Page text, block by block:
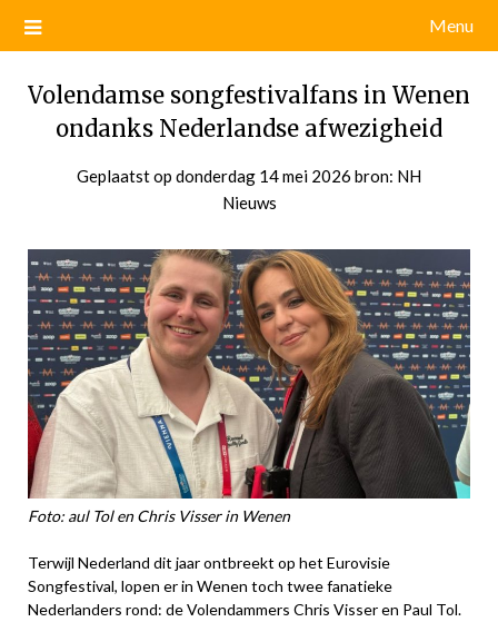
Menu
Volendamse songfestivalfans in Wenen
ondanks Nederlandse afwezigheid
Geplaatst op donderdag 14 mei 2026 door
bron: NH
Nieuws
Foto: aul Tol en Chris Visser in Wenen
Terwijl Nederland dit jaar ontbreekt op het Eurovisie
Songfestival, lopen er in Wenen toch twee fanatieke
Nederlanders rond: de Volendammers Chris Visser en Paul Tol.